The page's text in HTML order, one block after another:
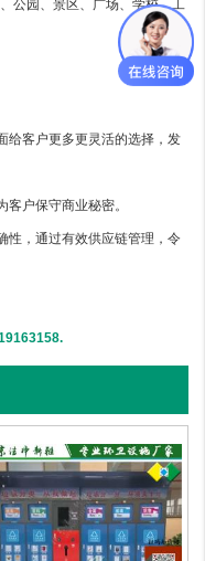
公园、景区、广场、学校、工
给客户更多更灵活的选择，发
户保守商业秘密。
性，通过有效供应链管理，令